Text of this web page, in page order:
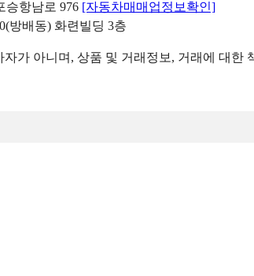
승항남로 976 [자동차매매업정보확인]
방배동) 화련빌딩 3층
가 아니며, 상품 및 거래정보, 거래에 대한